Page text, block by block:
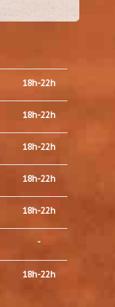
18h-22h
18h-22h
18h-22h
18h-22h
18h-22h
-
18h-22h